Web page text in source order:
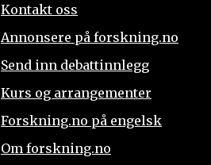
Kontakt oss
Annonsere på forskning.no
Send inn debattinnlegg
Kurs og arrangementer
Forskning.no på engelsk
Om forskning.no